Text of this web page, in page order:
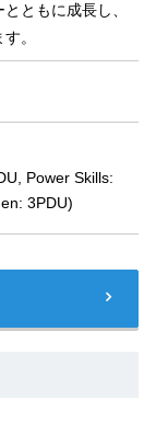
ともに成長し、
。
Power Skills:
3PDU)